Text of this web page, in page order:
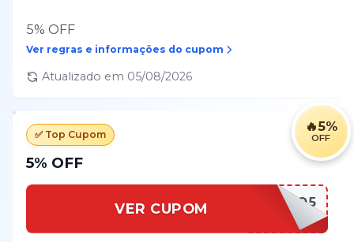
5% OFF
Ver regras e informações do cupom
Atualizado em 05/08/2026
🔥5%
OFF
✅ Top Cupom
5% OFF
VER CUPOM BEMVINDO5